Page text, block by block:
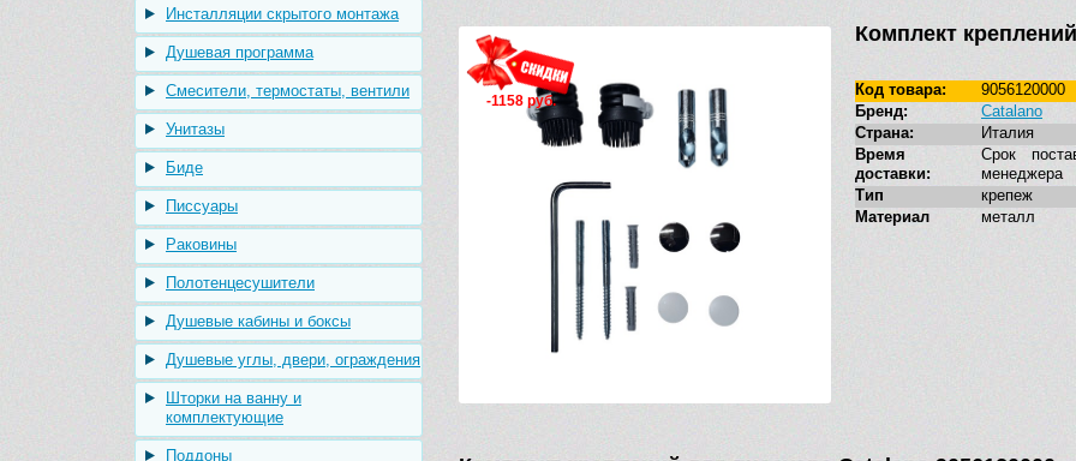
Инсталляции скрытого монтажа
Душевая программа
Смесители, термостаты, вентили
Унитазы
Биде
Писсуары
Раковины
Полотенцесушители
Душевые кабины и боксы
Душевые углы, двери, ограждения
Шторки на ванну и
комплектующие
Поддоны
-1158 руб.
Комплект
Код товара:
9056120000
Бренд:
Catalano
Страна:
Италия
Время
доставки:
Срок
менеджера
Тип
крепеж
Материал
металл